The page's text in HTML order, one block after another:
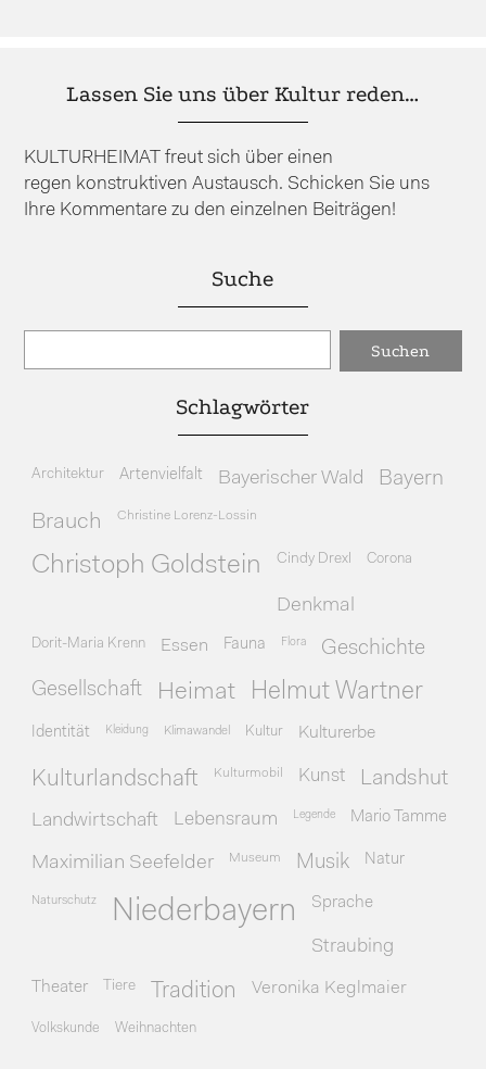
Lassen Sie uns über Kultur reden…
KULTURHEIMAT freut sich über einen
regen konstruktiven Austausch. Schicken Sie uns
Ihre Kommentare zu den einzelnen Beiträgen!
Suche
Schlagwörter
Architektur Artenvielfalt Bayerischer Wald Bayern
Brauch Christine Lorenz-Lossin
Christoph Goldstein Cindy Drexl Corona
Denkmal
Dorit-Maria Krenn Essen Fauna Flora Geschichte
Gesellschaft Heimat Helmut Wartner
Identität Kleidung Klimawandel Kultur Kulturerbe
Kulturlandschaft Kulturmobil Kunst Landshut
Landwirtschaft Lebensraum Legende Mario Tamme
Maximilian Seefelder Museum Musik Natur
Naturschutz Niederbayern Sprache
Straubing
Theater Tiere Tradition Veronika Keglmaier
Volkskunde Weihnachten